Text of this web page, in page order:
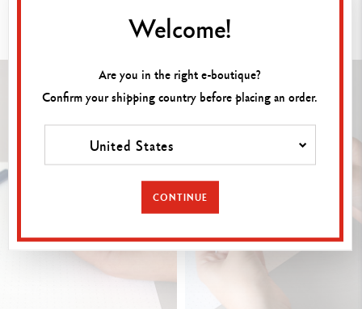
3. Aspetta che l’inchiostro fluisca nella penna.
Welcome!
Are you in the right e-boutique?
Confirm your shipping country before placing an order.
United States
CONTINUE